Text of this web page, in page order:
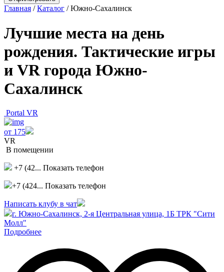
Главная /Каталог /Южно-Сахалинск
Лучшие места на день
рождения. Тактические игры
и VR города Южно-
Сахалинск
Portal VR
от 175
VR
В помещении
+7 (42... Показать телефон
+7 (424... Показать телефон
Написать клубу в чат
г. Южно-Сахалинск, 2-я Центральная улица, 1Б ТРК "Сити
Молл"
Подробнее